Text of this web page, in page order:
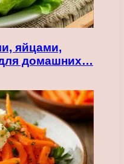
яйцами,
домашних…